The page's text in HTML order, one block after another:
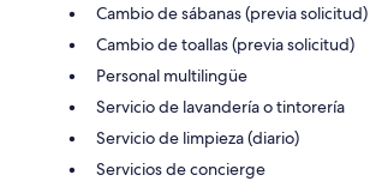
Cambio de sábanas (previa solicitud)
Cambio de toallas (previa solicitud)
Personal multilingüe
Servicio de lavandería o tintorería
Servicio de limpieza (diario)
Servicios de concierge